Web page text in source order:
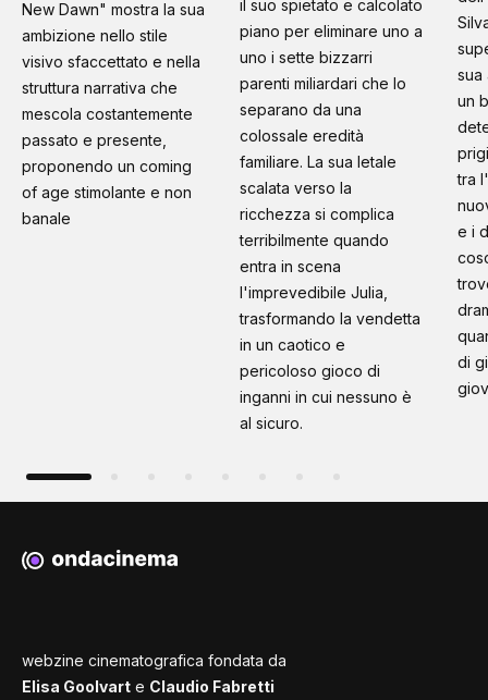
New Dawn" mostra la sua
ambizione nello stile
visivo sfaccettato e nella
struttura narrativa che
mescola costantemente
passato e presente,
proponendo un coming
of age stimolante e non
banale
il suo spietato e calcolato
piano per eliminare uno a
uno i sette bizzarri
parenti miliardari che lo
separano da una
colossale eredità
familiare. La sua letale
scalata verso la
ricchezza si complica
terribilmente quando
entra in scena
l'imprevedibile Julia,
trasformando la vendetta
in un caotico e
pericoloso gioco di
inganni in cui nessuno è
al sicuro.
sua
un
tra
e i
di
webzine cinematografica fondata da
Elisa Goolvart e Claudio Fabretti